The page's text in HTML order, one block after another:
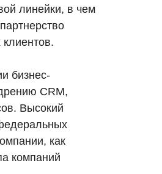
линейки, в чем
бизнес-
CRM,
Высокий
как
компаний